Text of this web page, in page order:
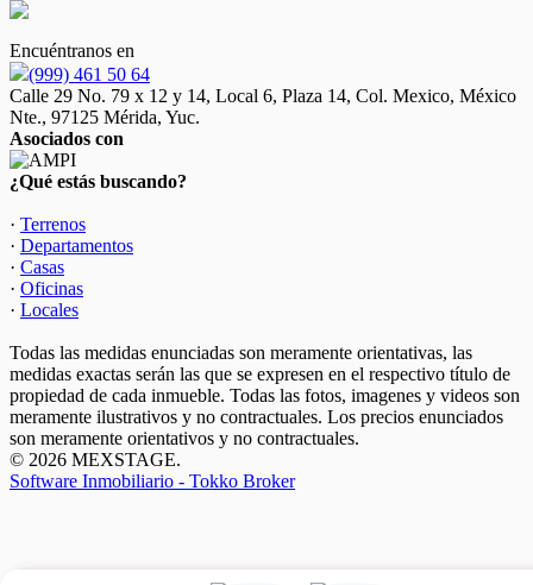
Encuéntranos en
(999) 461 50 64
Calle 29 No. 79 x 12 y 14, Local 6, Plaza 14, Col. Mexico, México
Nte., 97125 Mérida, Yuc.
Asociados con
¿Qué estás buscando?
· Terrenos
· Departamentos
· Casas
· Oficinas
· Locales
Todas las medidas enunciadas son meramente orientativas, las
medidas exactas serán las que se expresen en el respectivo título de
propiedad de cada inmueble. Todas las fotos, imagenes y videos son
meramente ilustrativos y no contractuales. Los precios enunciados
son meramente orientativos y no contractuales.
© 2026 MEXSTAGE.
Software Inmobiliario - Tokko Broker